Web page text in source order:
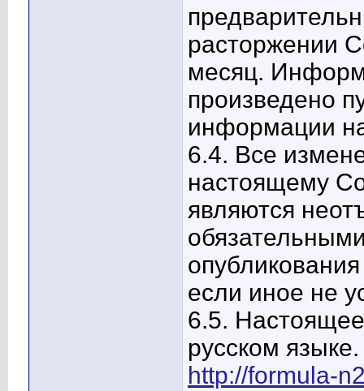
расторжении
месяц.
произведено
информации
6.4. Все
настоящему
являются
если иное не
6.5.
русском
http://formula-